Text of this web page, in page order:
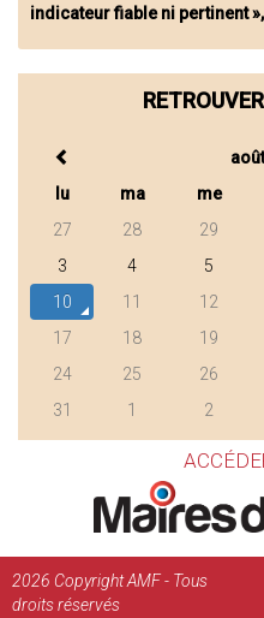
indicateur fiable ni pertinent
lu
ma me
27
28 29
3
4 5
10
11 12
17
18 19
24
25 26
31
1 2
2026 Copyright AMF - Tous
droits réservés